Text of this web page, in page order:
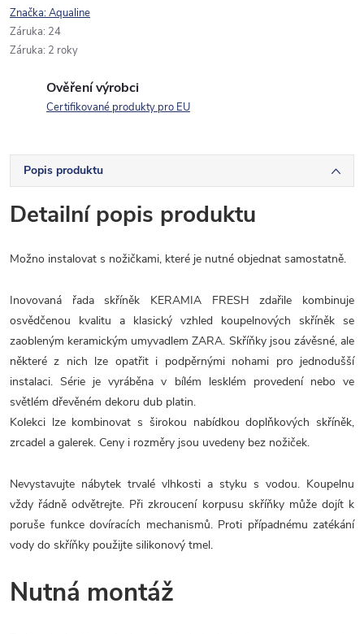
Značka:Aqualine
Záruka: 24
Záruka: 2 roky
Ověření výrobci
Certifikované produkty pro EU
Popis produktu
Detailní popis produktu
Možno instalovat s nožičkami, které je nutné objednat samostatně.
Inovovaná řada skříněk KERAMIA FRESH zdařile kombinuje
osvědčenou kvalitu a klasický vzhled koupelnových skříněk se
zaobleným keramickým umyvadlem ZARA. Skříňky jsou závěsné, ale
některé z nich lze opatřit i podpěrnými nohami pro jednodušší
instalaci. Série je vyráběna v bílém lesklém provedení nebo ve
světlém dřevěném dekoru dub platin.
Kolekci lze kombinovat s širokou nabídkou doplňkových skříněk,
zrcadel a galerek. Ceny i rozměry jsou uvedeny bez nožiček.
Nevystavujte nábytek trvalé vlhkosti a styku s vodou. Koupelnu
vždy řádně odvětrejte. Při zkroucení korpusu skříňky může dojít k
poruše funkce dovíracích mechanismů. Proti případnému zatékání
vody do skříňky použijte silikonový tmel.
Nutná montáž